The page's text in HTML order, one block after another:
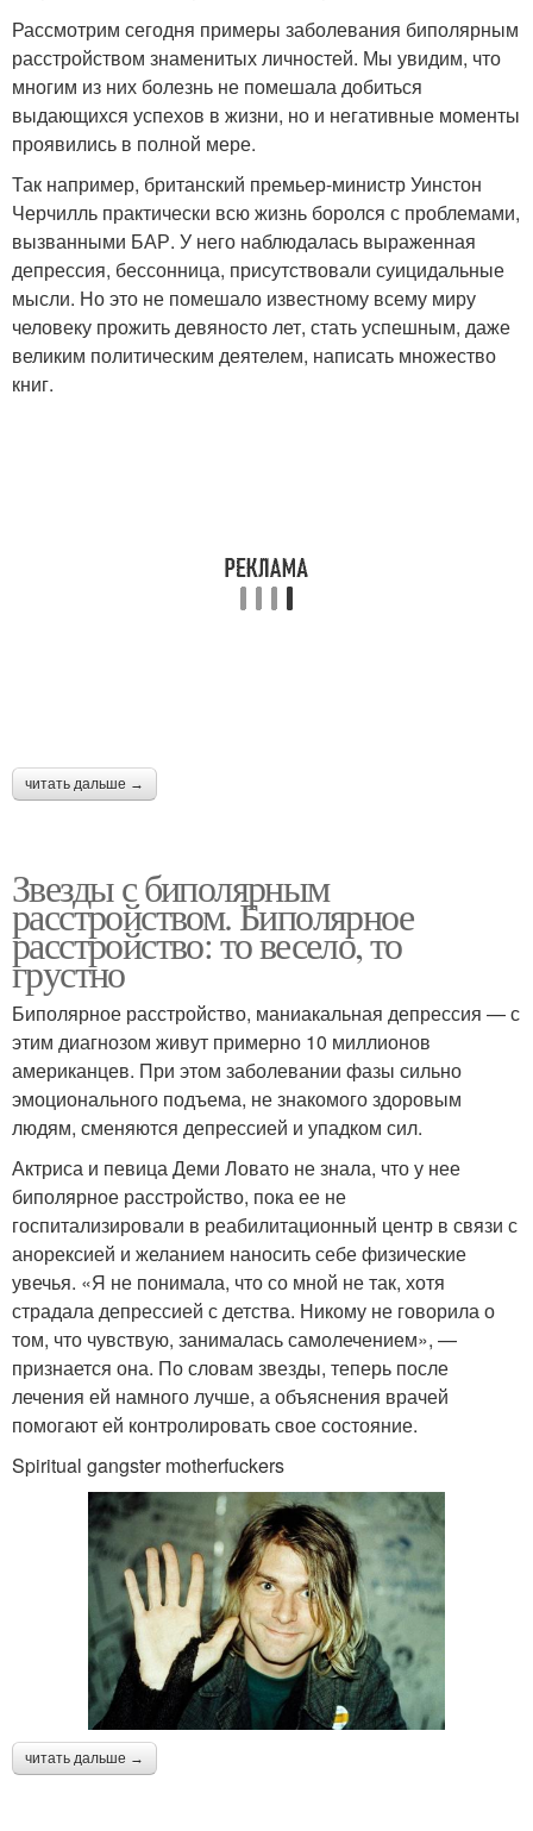
Рассмотрим сегодня примеры заболевания биполярным
расстройством знаменитых личностей. Мы увидим, что
многим из них болезнь не помешала добиться
выдающихся успехов в жизни, но и негативные моменты
проявились в полной мере.
Так например, британский премьер-министр Уинстон
Черчилль практически всю жизнь боролся с проблемами,
вызванными БАР. У него наблюдалась выраженная
депрессия, бессонница, присутствовали суицидальные
мысли. Но это не помешало известному всему миру
человеку прожить девяносто лет, стать успешным, даже
великим политическим деятелем, написать множество
книг.
читать дальше →
Звезды с биполярным
расстройством. Биполярное
расстройство: то весело, то
грустно
Биполярное расстройство, маниакальная депрессия — с
этим диагнозом живут примерно 10 миллионов
американцев. При этом заболевании фазы сильно
эмоционального подъема, не знакомого здоровым
людям, сменяются депрессией и упадком сил.
Актриса и певица Деми Ловато не знала, что у нее
биполярное расстройство, пока ее не
госпитализировали в реабилитационный центр в связи с
анорексией и желанием наносить себе физические
увечья. «Я не понимала, что со мной не так, хотя
страдала депрессией с детства. Никому не говорила о
том, что чувствую, занималась самолечением», —
признается она. По словам звезды, теперь после
лечения ей намного лучше, а объяснения врачей
помогают ей контролировать свое состояние.
Spiritual gangster motherfuckers
читать дальше →